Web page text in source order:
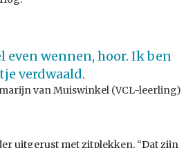
even wennen, hoor. Ik ben
verdwaald.
van Muiswinkel (VCL-leerling)
uitgerust met zitplekken. “Dat zijn